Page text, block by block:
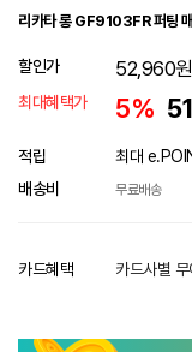
리카타 롱 GF9103FR 퍼팅
할인가 52,960원
최대혜택가
5%
적립 최대
배송비
무료배송
카드혜택 카드사별